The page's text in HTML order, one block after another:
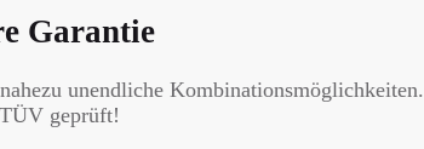
Garantie
unendliche
geprüft!